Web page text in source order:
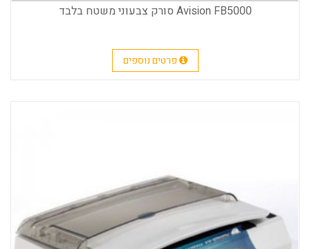
Avision FB5000 סורק צבעוני משטח בלבד
פרטים נוספים